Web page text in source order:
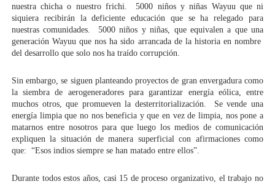
nuestra chicha o nuestro frichi.  5000 niños y niñas Wayuu que ni
siquiera recibirán la deficiente educación que se ha relegado para
nuestras comunidades.  5000 niños y niñas, que equivalen a que una
generación Wayuu que nos ha sido arrancada de la historia en nombre
del desarrollo que solo nos ha traído corrupción.
Sin embargo, se siguen planteando proyectos de gran envergadura como
la siembra de aerogeneradores para garantizar energía eólica, entre
muchos otros, que promueven la desterritorialización.  Se vende una
energía limpia que no nos beneficia y que en vez de limpia, nos pone a
matarnos entre nosotros para que luego los medios de comunicación
expliquen la situación de manera superficial con afirmaciones como
que:  “Esos indios siempre se han matado entre ellos”.
Durante todos estos años, casi 15 de proceso organizativo, el trabajo no